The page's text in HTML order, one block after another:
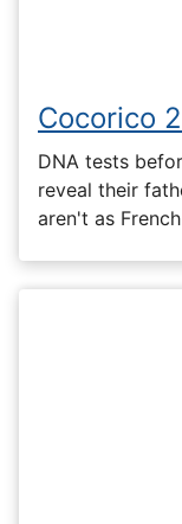
Cocorico
DNA tests
reveal their
aren't as